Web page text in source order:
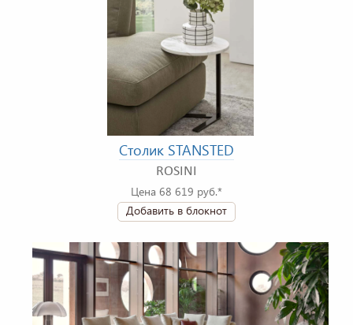
Столик STANSTED
ROSINI
Цена 68 619 руб.*
Добавить в блокнот